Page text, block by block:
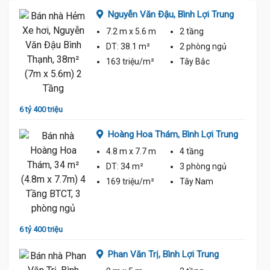
6 tỷ 400 triệu
Nguyễn Văn Đậu, Bình Lợi Trung
7.2 m x 5.6 m
2 tầng
DT: 38.1 m² 2 phòng ngủ
163 triệu/m²
Tây Bắc
6 tỷ 400 triệu
Hoàng Hoa Thám, Bình Lợi Trung
4.8 m x 7.7 m
4 tầng
DT: 34 m² 3 phòng ngủ
169 triệu/m²
Tây Nam
Phan Văn Trị, Bình Lợi Trung